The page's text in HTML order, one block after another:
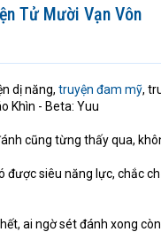
Tử Mười Vạn Vôn
dị năng, truyện đam mỹ,
Khìn - Beta: Yuu
cũng từng thấy qua,
được siêu năng lực, chắc
ai ngờ sét đánh xong